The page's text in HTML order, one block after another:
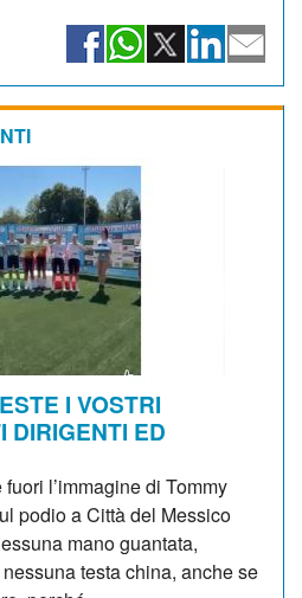
I VOSTRI
DIRIGENTI ED
l’immagine di Tommy
podio a Città del Messico
mano guantata,
testa china, anche se